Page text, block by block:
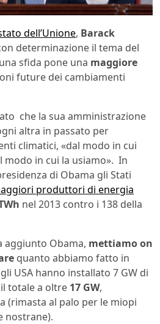
dell’Unione, Barack
determinazione il tema del
sfida pone una maggiore
future dei cambiamenti
che la sua amministrazione
altra in passato per
climatici, «dal modo in cui
modo in cui la usiamo». In
di Obama gli Stati
produttori di energia
nel 2013 contro i 138 della
aggiunto Obama, mettiamo on
quanto abbiamo fatto in
USA hanno installato 7 GW di
totale a oltre 17 GW,
(rimasta al palo per le miopi
nostrane).